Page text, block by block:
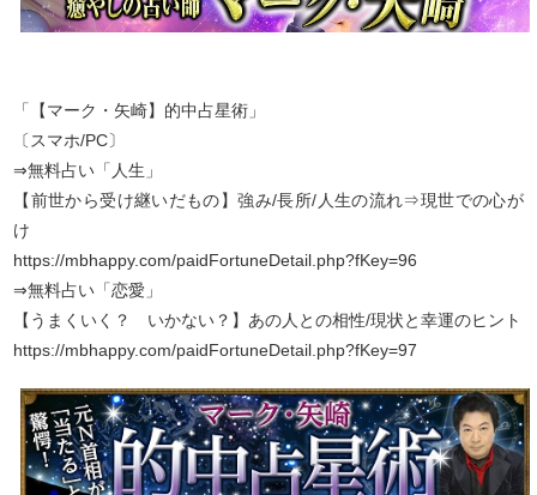
「【マーク・矢崎】的中占星術」
〔スマホ/PC〕
⇒無料占い「人生」
【前世から受け継いだもの】強み/長所/人生の流れ⇒現世での心が
け
https://mbhappy.com/paidFortuneDetail.php?fKey=96
⇒無料占い「恋愛」
【うまくいく？ いかない？】あの人との相性/現状と幸運のヒント
https://mbhappy.com/paidFortuneDetail.php?fKey=97